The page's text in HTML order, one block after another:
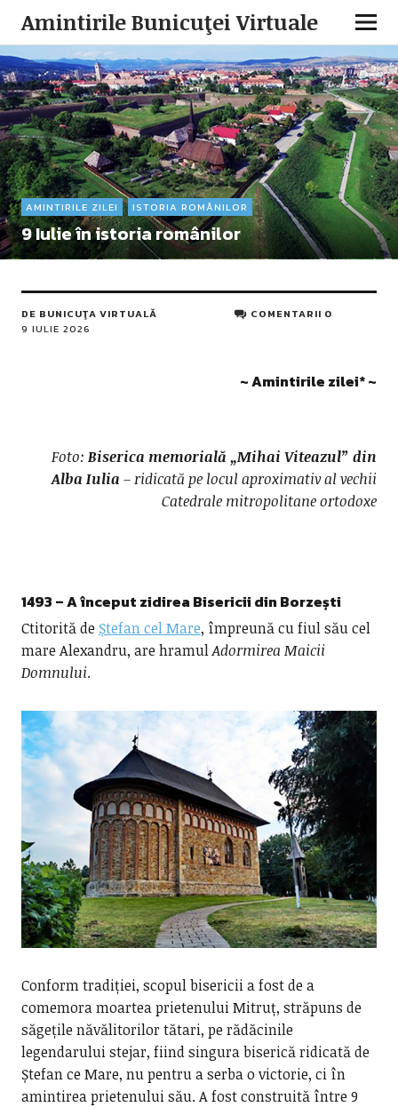
Amintirile Bunicuţei Virtuale
AMINTIRILE ZILEI ISTORIA ROMÂNILOR
9 Iulie în istoria românilor
DE BUNICUŢA VIRTUALĂ
9 IULIE 2026
COMENTARII 0
~ Amintirile zilei*~
Foto:Biserica memorială „Mihai Viteazul” din
Alba Iulia – ridicată pe locul aproximativ al vechii
Catedrale mitropolitane ortodoxe
1493 – A început zidirea Bisericii din Borzești
Ctitorită de Ștefan cel Mare, împreună cu fiul său cel
mare Alexandru, are hramulAdormirea Maicii
Domnului.
Conform tradiției, scopul bisericii a fost de a
comemora moartea prietenului Mitruț, străpuns de
săgețile năvălitorilor tătari, pe rădăcinile
legendarului stejar, fiind singura biserică ridicată de
Ștefan ce Mare, nu pentru a serba o victorie, ci în
amintirea prietenului său. A fost construită între 9